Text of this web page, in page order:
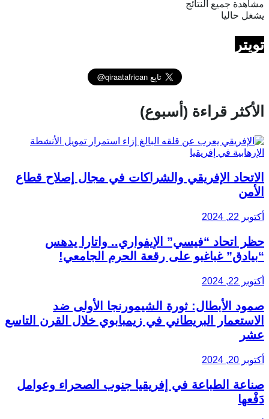
مشاهدة جميع النتائج
يشغل حاليا
تويتر
الأكثر قراءة (أسبوع)
الاتحاد الإفريقي والشراكات في مجال إصلاح قطاع
الأمن
أكتوبر 22, 2024
حظر اتحاد “فيسي” الإيفواري.. واتارا يدهس
“بيادق” غباغبو على رقعة الحرم الجامعي!
أكتوبر 22, 2024
صمود الأبطال: ثورة الشيمورنجا الأولى ضد
الاستعمار البريطاني في زيمبابوي خلال القرن التاسع
عشر
أكتوبر 20, 2024
صناعة الطباعة في إفريقيا جنوب الصحراء وعوامل
دَفْعها